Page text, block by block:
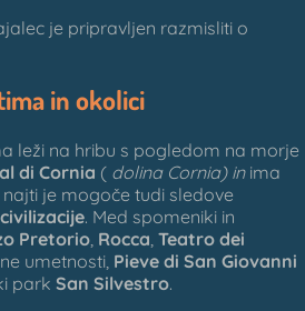
je pripravljen razmisliti o
in okolici
leži na hribu s pogledom na morje
di Cornia ( dolina Cornia) inima
je mogoče tudi sledove
. Med spomeniki in
Pretorio, Rocca,Teatro dei
umetnosti, Pieve di San Giovanni
parkSan Silvestro.